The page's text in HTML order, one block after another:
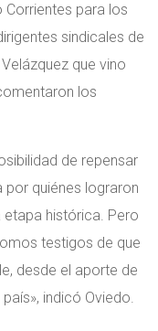
para los
sindicales de
que vino
los
de repensar
quiénes lograron
histórica. Pero
testigos de que
desde el aporte de
indicó Oviedo.